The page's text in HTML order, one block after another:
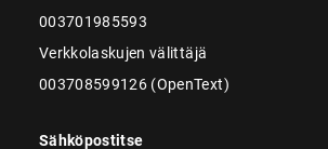
003701985593
Verkkolaskujen välittäjä
003708599126 (OpenText)
Sähköpostitse